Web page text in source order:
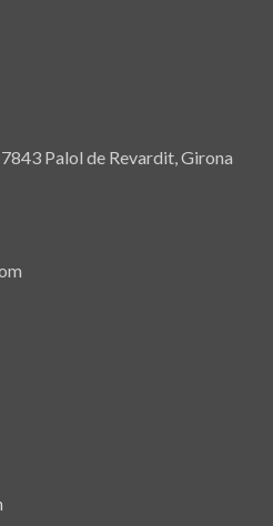
Palol de Revardit, Girona